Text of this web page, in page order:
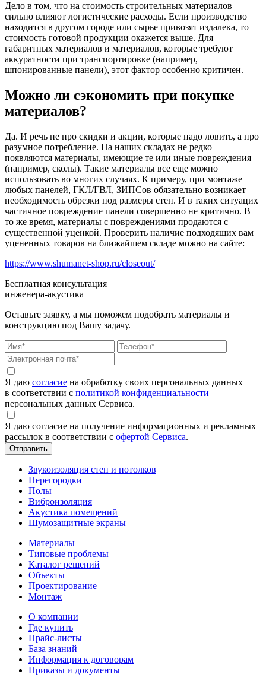
Дело в том, что на стоимость строительных материалов
сильно влияют логистические расходы. Если производство
находится в другом городе или сырье привозят издалека, то
стоимость готовой продукции окажется выше. Для
габаритных материалов и материалов, которые требуют
аккуратности при транспортировке (например,
шпонированные панели), этот фактор особенно критичен.
Можно ли сэкономить при покупке
материалов?
Да. И речь не про скидки и акции, которые надо ловить, а про
разумное потребление. На наших складах не редко
появляются материалы, имеющие те или иные повреждения
(например, сколы). Такие материалы все еще можно
использовать во многих случаях. К примеру, при монтаже
любых панелей, ГКЛ/ГВЛ, ЗИПСов обязательно возникает
необходимость обрезки под размеры стен. И в таких ситуацих
частичное повреждение панели совершенно не критично. В
то же время, материалы с повреждениями продаются с
существенной уценкой. Проверить наличие подходящих вам
уцененных товаров на ближайшем складе можно на сайте:
https://www.shumanet-shop.ru/closeout/
Бесплатная консультация
инженера-акустика
Оставьте заявку, а мы поможем подобрать материалы и
конструкцию под Вашу задачу.
Я даю согласие на обработку своих персональных данных
в соответствии с политикой конфиденциальности
персональных данных Сервиса.
Я даю согласие на получение информационных и рекламных
рассылок в соответствии с офертой Сервиса.
Звукоизоляция стен и потолков
Перегородки
Полы
Виброизоляция
Акустика помещений
Шумозащитные экраны
Материалы
Типовые проблемы
Каталог решений
Объекты
Проектирование
Монтаж
О компании
Где купить
Прайс-листы
База знаний
Информация к договорам
Приказы и документы